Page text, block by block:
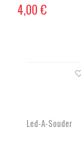
4,00 €
Led-A-Souder